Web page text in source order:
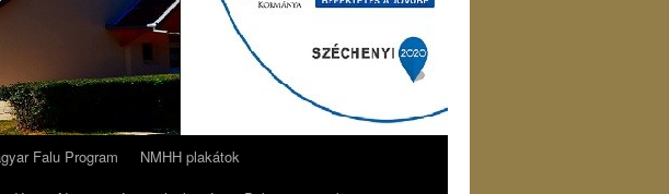
Falu Program
NMHH plakátok